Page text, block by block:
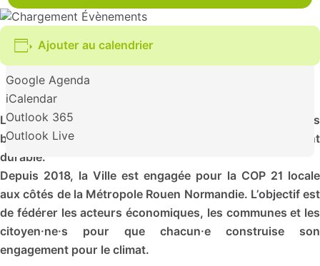
Ajouter au calendrier
Google Agenda
iCalendar
Outlook 365
Outlook Live
La ville d’Elbeuf sur Seine se mobilise pour la nature, les
bonnes pratiques environnementales et le développement
durable.
Depuis 2018, la Ville est engagée pour la COP 21 locale
aux côtés de la Métropole Rouen Normandie. L’objectif est
de fédérer les acteurs économiques, les communes et les
citoyen·ne·s pour que chacun·e construise son
engagement pour le climat.